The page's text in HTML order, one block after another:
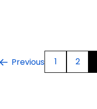
Previous 1 2